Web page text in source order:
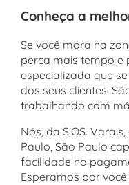
Conheça a
Se você mora na
perca mais tempo e
especializada que
dos seus clientes.
trabalhando com
Nós, da S.OS.
Paulo, São Paulo
facilidade no
Esperamos por